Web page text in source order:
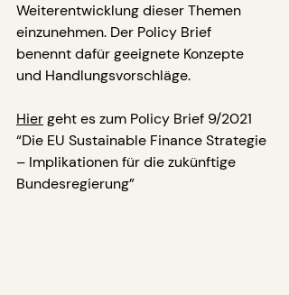
Weiterentwicklung dieser Themen
einzunehmen. Der Policy Brief
benennt dafür geeignete Konzepte
und Handlungsvorschläge.
Hier geht es zum Policy Brief 9/2021
“Die EU Sustainable Finance Strategie
– Implikationen für die zukünftige
Bundesregierung”